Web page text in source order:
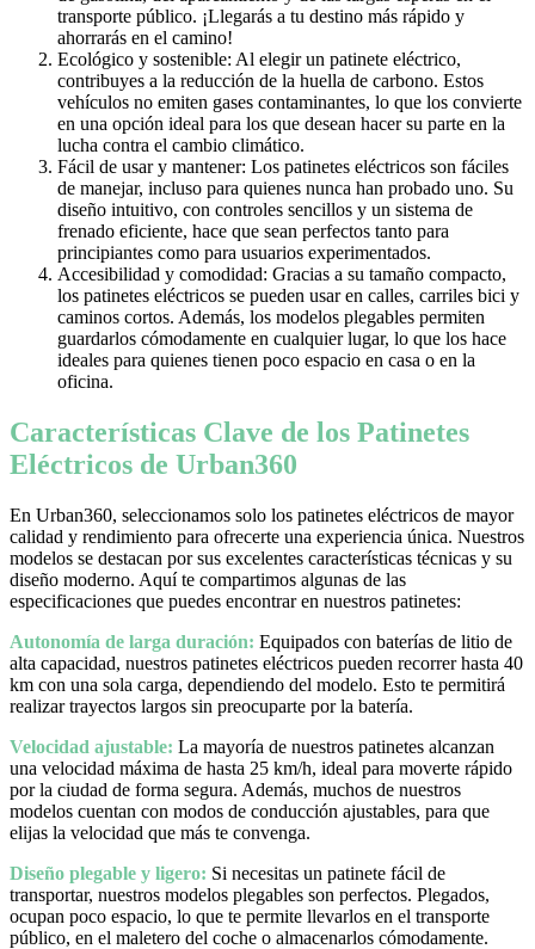
transporte público. ¡Llegarás a tu destino más rápido y
ahorrarás en el camino!
Ecológico y sostenible: Al elegir un patinete eléctrico,
contribuyes a la reducción de la huella de carbono. Estos
vehículos no emiten gases contaminantes, lo que los convierte
en una opción ideal para los que desean hacer su parte en la
lucha contra el cambio climático.
Fácil de usar y mantener: Los patinetes eléctricos son fáciles
de manejar, incluso para quienes nunca han probado uno. Su
diseño intuitivo, con controles sencillos y un sistema de
frenado eficiente, hace que sean perfectos tanto para
principiantes como para usuarios experimentados.
Accesibilidad y comodidad: Gracias a su tamaño compacto,
los patinetes eléctricos se pueden usar en calles, carriles bici y
caminos cortos. Además, los modelos plegables permiten
guardarlos cómodamente en cualquier lugar, lo que los hace
ideales para quienes tienen poco espacio en casa o en la
oficina.
Características Clave de los Patinetes
Eléctricos de Urban360
En Urban360, seleccionamos solo los patinetes eléctricos de mayor
calidad y rendimiento para ofrecerte una experiencia única. Nuestros
modelos se destacan por sus excelentes características técnicas y su
diseño moderno. Aquí te compartimos algunas de las
especificaciones que puedes encontrar en nuestros patinetes:
Autonomía de larga duración: Equipados con baterías de litio de
alta capacidad, nuestros patinetes eléctricos pueden recorrer hasta 40
km con una sola carga, dependiendo del modelo. Esto te permitirá
realizar trayectos largos sin preocuparte por la batería.
Velocidad ajustable: La mayoría de nuestros patinetes alcanzan
una velocidad máxima de hasta 25 km/h, ideal para moverte rápido
por la ciudad de forma segura. Además, muchos de nuestros
modelos cuentan con modos de conducción ajustables, para que
elijas la velocidad que más te convenga.
Diseño plegable y ligero: Si necesitas un patinete fácil de
transportar, nuestros modelos plegables son perfectos. Plegados,
ocupan poco espacio, lo que te permite llevarlos en el transporte
público, en el maletero del coche o almacenarlos cómodamente.